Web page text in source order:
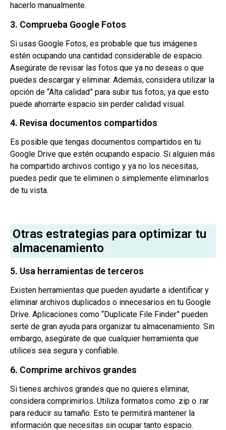
hacerlo manualmente.
3. Comprueba Google Fotos
Si usas Google Fotos, es probable que tus imágenes
estén ocupando una cantidad considerable de espacio.
Asegúrate de revisar las fotos que ya no deseas o que
puedes descargar y eliminar. Además, considera utilizar la
opción de “Alta calidad” para subir tus fotos, ya que esto
puede ahorrarte espacio sin perder calidad visual.
4. Revisa documentos compartidos
Es posible que tengas documentos compartidos en tu
Google Drive que estén ocupando espacio. Si alguien más
ha compartido archivos contigo y ya no los necesitas,
puedes pedir que te eliminen o simplemente eliminarlos
de tu vista.
Otras estrategias para optimizar tu
almacenamiento
5. Usa herramientas de terceros
Existen herramientas que pueden ayudarte a identificar y
eliminar archivos duplicados o innecesarios en tu Google
Drive. Aplicaciones como “Duplicate File Finder” pueden
serte de gran ayuda para organizar tu almacenamiento. Sin
embargo, asegúrate de que cualquier herramienta que
utilices sea segura y confiable.
6. Comprime archivos grandes
Si tienes archivos grandes que no quieres eliminar,
considera comprimirlos. Utiliza formatos como .zip o .rar
para reducir su tamaño. Esto te permitirá mantener la
información que necesitas sin ocupar tanto espacio.